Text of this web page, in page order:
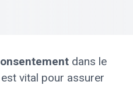
dans le
est vital pour assurer